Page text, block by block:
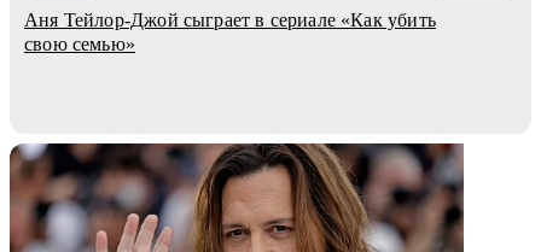
Аня Тейлор-Джой сыграет в сериале «Как убить
свою семью»